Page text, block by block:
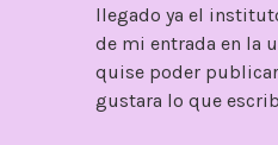
llegado ya el
de mi entrada en la
quise poder
gustara lo que